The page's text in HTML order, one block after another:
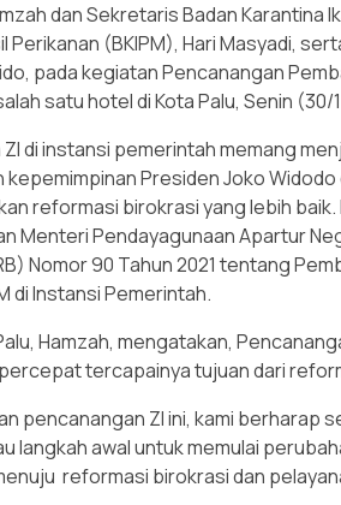
dan Sekretaris Badan Karantina
Perikanan (BKIPM), Hari Masyadi,
pada kegiatan Pencanangan
satu hotel di Kota Palu, Senin (30/
di instansi pemerintah memang
Presiden Joko Widodo
reformasi birokrasi yang lebih
Menteri Pendayagunaan Apartur
Nomor 90 Tahun 2021 tentang
di Instansi Pemerintah.
Hamzah, mengatakan,
tercapainya tujuan dari
pencanangan ZI ini, kami berharap
langkah awal untuk memulai
reformasi birokrasi dan